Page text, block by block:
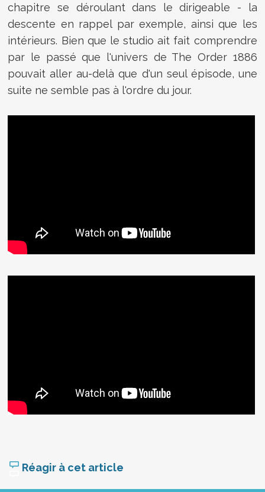
chapitre se déroulant dans le dirigeable - la
descente en rappel par exemple, ainsi que les
intérieurs. Bien que le studio ait fait comprendre
par le passé que l'univers de The Order 1886
pouvait aller au-delà que d'un seul épisode, une
suite ne semble pas à l'ordre du jour.
Réagir à cet article